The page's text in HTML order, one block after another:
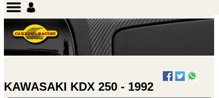
KAWASAKI KDX 250 - 1992